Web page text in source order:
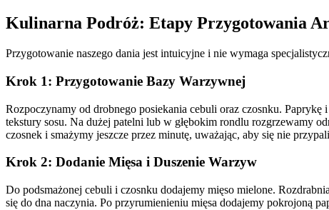
Kulinarna Podróż: Etapy Przygotowania
Przygotowanie naszego dania jest intuicyjne i nie wymaga
Krok 1: Przygotowanie Bazy Warzywnej
Rozpoczynamy od drobnego posiekania cebuli oraz czosnku.
tekstury sosu. Na dużej patelni lub w głębokim rondlu rozgrzewamy
czosnek i smażymy jeszcze przez minutę, uważając, aby się nie
Krok 2: Dodanie Mięsa i Duszenie Warzyw
Do podsmażonej cebuli i czosnku dodajemy mięso mielone.
się do dna naczynia. Po przyrumienieniu mięsa dodajemy pokrojoną